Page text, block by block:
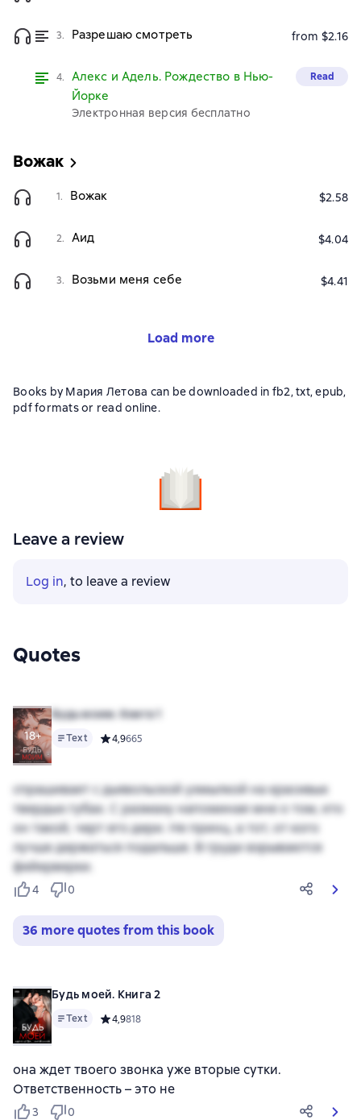
3. Разрешаю смотреть from $2.16
4.
Алекс и Адель. Рождество в Нью-
Йорке
Электронная версия бесплатно
Read
Вожак
1. Вожак $2.58
2. Аид $4.04
3. Возьми меня себе $4.41
Load more
Books by Мария Летова can be downloaded in fb2, txt, epub,
pdf formats or read online.
Leave a review
Log in, to leave a review
Quotes
18+
Будь моим. Книга 1
Text Средний рейтинг 4,9 на основе 665 оценок
4,9665
спрашивает с дьявольской ухмылкой на красивых
твердых губах. С размаху напоминая мне о том, кто
он такой, черт его дери. Не принц, а тот, от кого
лучше держаться подальше. В груди взрываются
фейерверки.
4 0
36 more quotes from this book
Будь моей. Книга 2
Text Средний рейтинг 4,9 на основе 818 оценок
4,9818
она ждет твоего звонка уже вторые сутки.
Ответственность – это не
3 0